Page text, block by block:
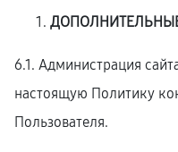
6.1. Администрация
настоящую Политику
Пользователя.